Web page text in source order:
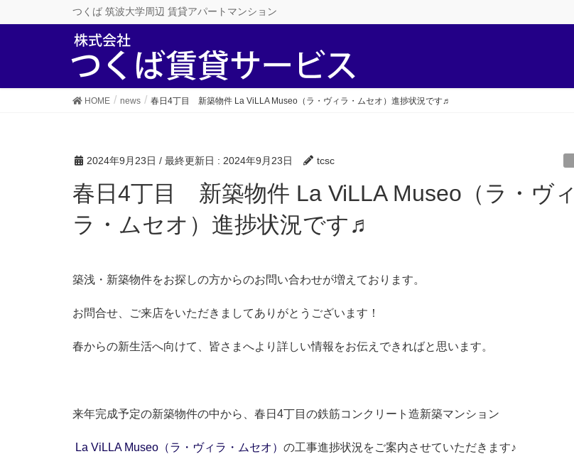
つくば 筑波大学周辺 賃貸アパートマンション
HOME news 春日4丁目 新築物件 La ViLLA Museo（ラ・ヴィラ・ムセオ）進捗状況です♬
2024年9月23日 / 最終更新日 : 2024年9月23日 tcsc
春日4丁目 新築物件 La ViLLA Museo（ラ・ヴィ
ラ・ムセオ）進捗状況です♬
築浅・新築物件をお探しの方からのお問い合わせが増えております。
お問合せ、ご来店をいただきましてありがとうございます！
春からの新生活へ向けて、皆さまへより詳しい情報をお伝えできればと思います。
来年完成予定の新築物件の中から、春日4丁目の鉄筋コンクリート造新築マンション
La ViLLA Museo （ラ・ヴィラ・ムセオ） の工事進捗状況をご案内させていただきます♪